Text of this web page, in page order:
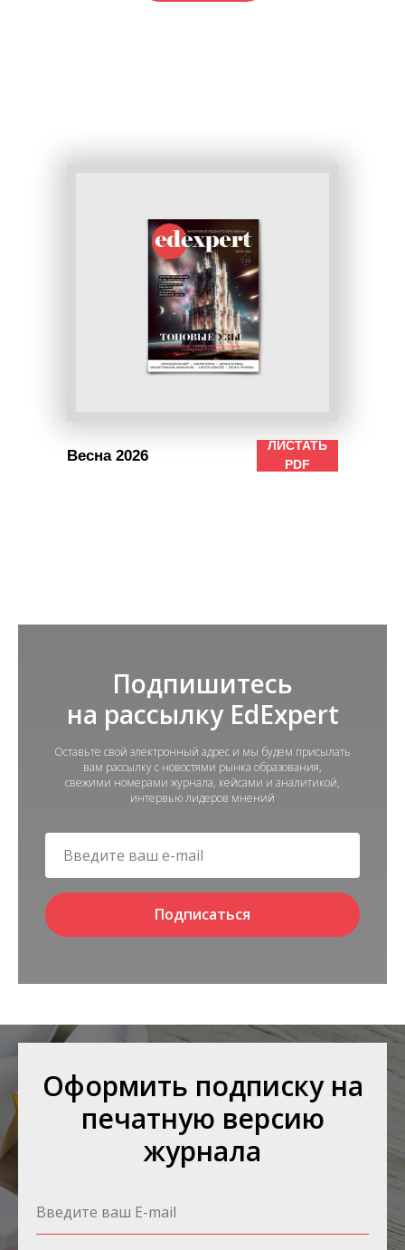
Весна 2026
ЛИСТАТЬ
PDF
Подпишитесь
на рассылку EdExpert
Оставьте свой электронный адрес и мы будем присылать
вам рассылку с новостями рынка образования,
свежими номерами журнала, кейсами и аналитикой,
интервью лидеров мнений
Подписаться
Оформить подписку на
печатную версию
журнала